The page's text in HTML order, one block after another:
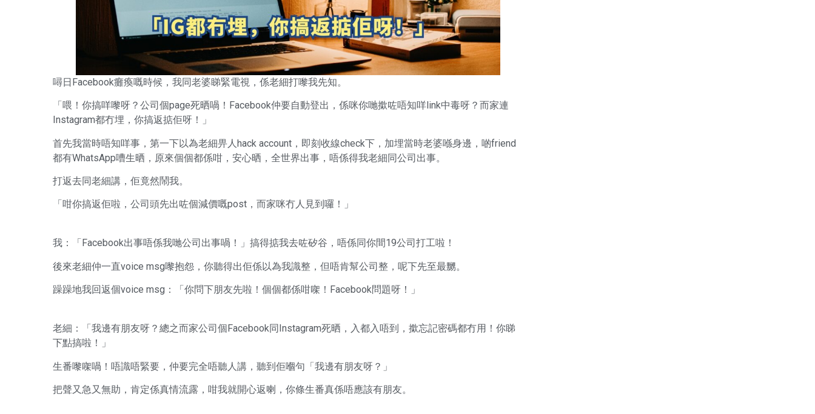
噚日Facebook癱瘓嘅時候，我同老婆睇緊電視，係老細打嚟我先知。
「喂！你搞咩嚟呀？公司個page死晒喎！Facebook仲要自動登出，係咪你哋撳咗唔知咩link中毒呀？而家連
Instagram都冇埋，你搞返掂佢呀！」
首先我當時唔知咩事，第一下以為老細畀人hack account，即刻收線check下，加埋當時老婆喺身邊，啲friend
都有WhatsApp嘈生晒，原來個個都係咁，安心晒，全世界出事，唔係得我老細同公司出事。
打返去同老細講，佢竟然鬧我。
「咁你搞返佢啦，公司頭先出咗個減價嘅post，而家咪冇人見到囉！」
我：「Facebook出事唔係我哋公司出事喎！」搞得掂我去咗矽谷，唔係同你間19公司打工啦！
後來老細仲一直voice msg嚟抱怨，你聽得出佢係以為我識整，但唔肯幫公司整，呢下先至最嬲。
躁躁地我回返個voice msg：「你問下朋友先啦！個個都係咁㗎！Facebook問題呀！」
老細：「我邊有朋友呀？總之而家公司個Facebook同Instagram死晒，入都入唔到，撳忘記密碼都冇用！你睇
下點搞啦！」
生番嚟㗎喎！唔識唔緊要，仲要完全唔聽人講，聽到佢嗰句「我邊有朋友呀？」
把聲又急又無助，肯定係真情流露，咁我就開心返喇，你條生番真係唔應該有朋友。